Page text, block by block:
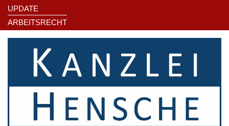
UPDATE
ARBEITSRECHT